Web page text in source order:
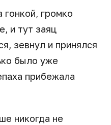
громко
и тут заяц
зевнул и принялся
было уже
прибежала
никогда не